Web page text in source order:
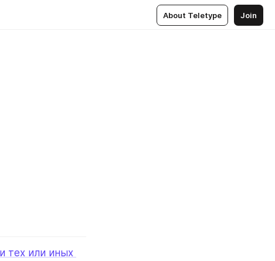
About Teletype Join
тех или иных